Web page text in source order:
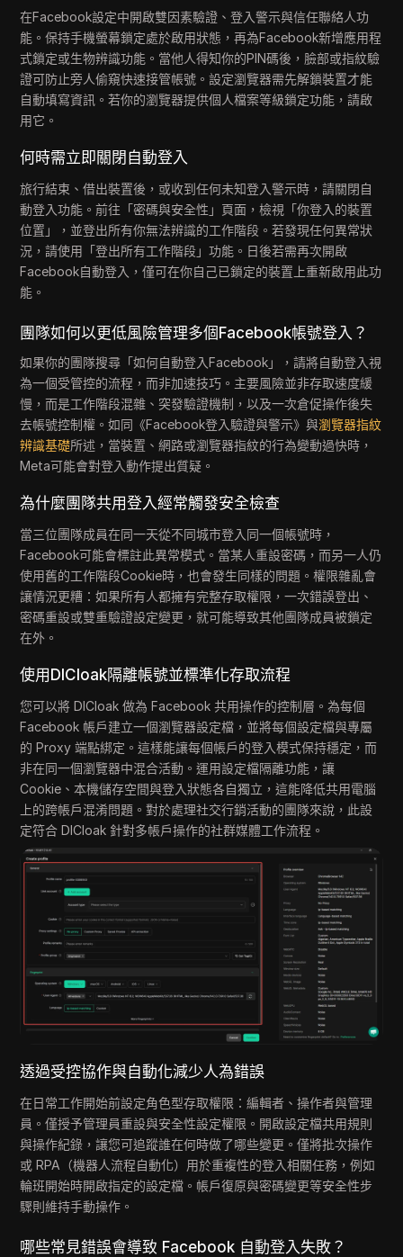
在Facebook設定中開啟雙因素驗證、登入警示與信任聯絡人功
能。保持手機螢幕鎖定處於啟用狀態，再為Facebook新增應用程
式鎖定或生物辨識功能。當他人得知你的PIN碼後，臉部或指紋驗
證可防止旁人偷窺快速接管帳號。設定瀏覽器需先解鎖裝置才能
自動填寫資訊。若你的瀏覽器提供個人檔案等級鎖定功能，請啟
用它。
何時需立即關閉自動登入
旅行結束、借出裝置後，或收到任何未知登入警示時，請關閉自
動登入功能。前往「密碼與安全性」頁面，檢視「你登入的裝置
位置」，並登出所有你無法辨識的工作階段。若發現任何異常狀
況，請使用「登出所有工作階段」功能。日後若需再次開啟
Facebook自動登入，僅可在你自己已鎖定的裝置上重新啟用此功
能。
團隊如何以更低風險管理多個Facebook帳號登入？
如果你的團隊搜尋「如何自動登入Facebook」，請將自動登入視
為一個受管控的流程，而非加速技巧。主要風險並非存取速度緩
慢，而是工作階段混雜、突發驗證機制，以及一次倉促操作後失
去帳號控制權。如同《Facebook登入驗證與警示》與瀏覽器指紋
辨識基礎所述，當裝置、網路或瀏覽器指紋的行為變動過快時，
Meta可能會對登入動作提出質疑。
為什麼團隊共用登入經常觸發安全檢查
當三位團隊成員在同一天從不同城市登入同一個帳號時，
Facebook可能會標註此異常模式。當某人重設密碼，而另一人仍
使用舊的工作階段Cookie時，也會發生同樣的問題。權限雜亂會
讓情況更糟：如果所有人都擁有完整存取權限，一次錯誤登出、
密碼重設或雙重驗證設定變更，就可能導致其他團隊成員被鎖定
在外。
使用DICloak隔離帳號並標準化存取流程
您可以將 DICloak 做為 Facebook 共用操作的控制層。為每個
Facebook 帳戶建立一個瀏覽器設定檔，並將每個設定檔與專屬
的 Proxy 端點綁定。這樣能讓每個帳戶的登入模式保持穩定，而
非在同一個瀏覽器中混合活動。運用設定檔隔離功能，讓
Cookie、本機儲存空間與登入狀態各自獨立，這能降低共用電腦
上的跨帳戶混淆問題。對於處理社交行銷活動的團隊來說，此設
定符合 DICloak 針對多帳戶操作的社群媒體工作流程。
透過受控協作與自動化減少人為錯誤
在日常工作開始前設定角色型存取權限：編輯者、操作者與管理
員。僅授予管理員重設與安全性設定權限。開啟設定檔共用規則
與操作紀錄，讓您可追蹤誰在何時做了哪些變更。僅將批次操作
或 RPA（機器人流程自動化）用於重複性的登入相關任務，例如
輪班開始時開啟指定的設定檔。帳戶復原與密碼變更等安全性步
驟則維持手動操作。
哪些常見錯誤會導致 Facebook 自動登入失敗？